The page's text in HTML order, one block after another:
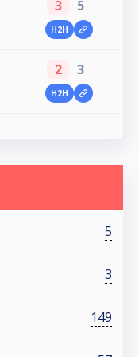
3 5
H2H
2 3
H2H
5
3
149